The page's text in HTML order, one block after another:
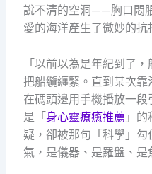
說不清的空洞——胸口悶
愛的海洋產生了微妙的抗
「以前以為是年紀到了
把船纜纏緊。直到某次
在碼頭邊用手機播放一
是「 身心靈療癒推薦 」
疑，卻被那句「科學」
氣，是儀器、是羅盤、是